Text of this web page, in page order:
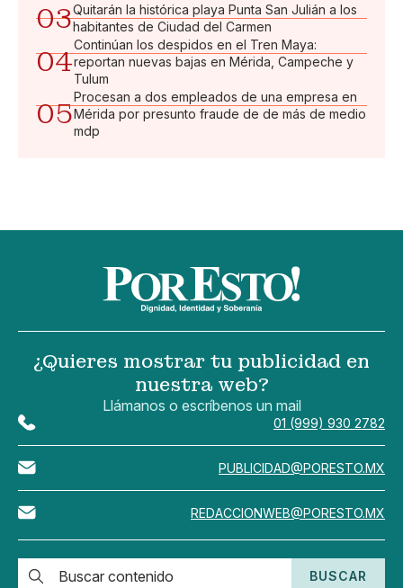
03Quitarán la histórica playa Punta San Julián a los
habitantes de Ciudad del Carmen
04
Continúan los despidos en el Tren Maya:
reportan nuevas bajas en Mérida, Campeche y
Tulum
05
Procesan a dos empleados de una empresa en
Mérida por presunto fraude de de más de medio
mdp
¿Quieres mostrar tu publicidad en
nuestra web?
Llámanos o escríbenos un mail
01 (999) 930 2782
PUBLICIDAD@PORESTO.MX
REDACCIONWEB@PORESTO.MX
BUSCAR